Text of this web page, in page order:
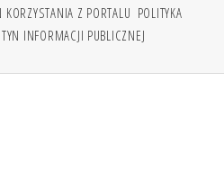
KORZYSTANIA Z PORTALU POLITYKA
INFORMACJI PUBLICZNEJ